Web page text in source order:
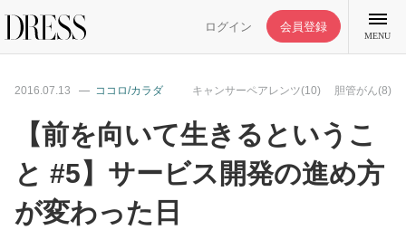
ログイン 会員登録
MENU
特集記事
DRESS部活
2016.07.13 ココロ/カラダ キャンサーペアレンツ(10) 胆管がん(8)
【前を向いて生きるというこ
と #5】サービス開発の進め方
が変わった日